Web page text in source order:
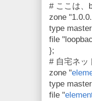
# ここは、
zone
type
file
};
# 自宅ネッ
zone "
type
file "